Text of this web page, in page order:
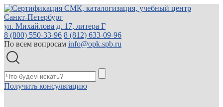
Санкт-Петербург
ул. Михайлова д. 17, литера Г
8 (800) 550-33-96 8 (812) 633-09-96
По всем вопросам info@opk.spb.ru
Получить консультацию